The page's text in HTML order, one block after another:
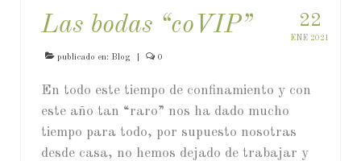
22
ENE 2021
Las bodas “coVIP”
publicado en: Blog 0
En todo este tiempo de confinamiento y con
este año tan “raro” nos ha dado mucho
tiempo para todo, por supuesto nosotras
desde casa, no hemos dejado de trabajar y